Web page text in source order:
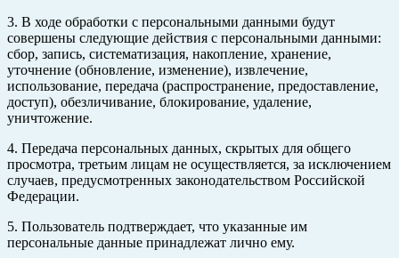
3. В ходе обработки с персональными данными будут
совершены следующие действия с персональными данными:
сбор, запись, систематизация, накопление, хранение,
уточнение (обновление, изменение), извлечение,
использование, передача (распространение, предоставление,
доступ), обезличивание, блокирование, удаление,
уничтожение.
4. Передача персональных данных, скрытых для общего
просмотра, третьим лицам не осуществляется, за исключением
случаев, предусмотренных законодательством Российской
Федерации.
5. Пользователь подтверждает, что указанные им
персональные данные принадлежат лично ему.